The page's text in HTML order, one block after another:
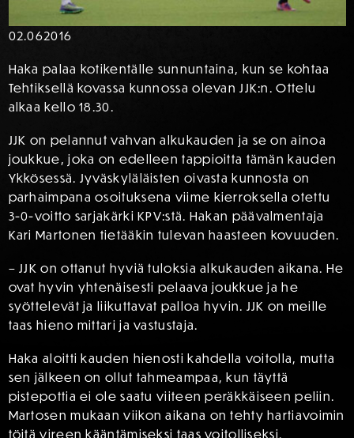
02.062016
Haka palaa kotikentälle sunnuntaina, kun se kohtaa
Tehtiksellä kovassa kunnossa olevan JJK:n. Ottelu
alkaa kello 18.30.
JJK on pelannut vahvan alkukauden ja se on ainoa
joukkue, joka on edelleen tappioitta tämän kauden
Ykkösessä. Jyväskyläläisten oivasta kunnosta on
parhaimpana osoituksena viime kierroksella otettu
3-0-voitto sarjakärki KPV:stä. Hakan päävalmentaja
Kari Martonen tietääkin tulevan haasteen kovuuden.
– JJK on ottanut hyviä tuloksia alkukauden aikana. He
ovat hyvin yhtenäisesti pelaava joukkue ja he
syöttelevät ja liikuttavat palloa hyvin. JJK on meille
taas hieno mittari ja vastustaja.
Haka aloitti kauden hienosti kahdella voitolla, mutta
sen jälkeen on ollut tahmeampaa, kun täyttä
pistepottia ei ole saatu viiteen peräkkäiseen peliin.
Martosen mukaan viikon aikana on tehty hartiavoimin
töitä vireen kääntämiseksi taas voitolliseksi.